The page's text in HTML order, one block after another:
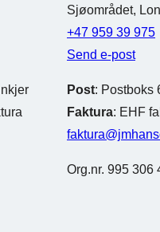
Sjøområdet,
+47 959 39 975
Send e-post
Post: Postboks
Faktura: EHF
Org.nr. 995 306